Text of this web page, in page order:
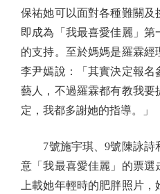
保祐她可以面對各種難關及
即成為「我最喜愛佳麗」
的支持。至於媽媽是羅霖經
李尹嫣說：「其實決定報
藝人，不過羅霖都有教我要
定，我都多謝她的指導。」
7號施宇琪、9號陳詠詩
意「我最喜愛佳麗」的票
上載她年輕時的肥胖照片